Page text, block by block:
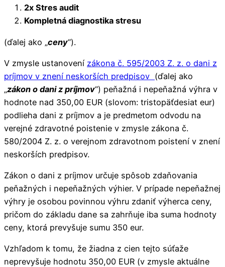
2x Stres audit
Kompletná diagnostika stresu
(ďalej ako „ceny“).
V zmysle ustanovení zákona č. 595/2003 Z. z. o dani z
príjmov v znení neskorších predpisov (ďalej ako
„zákon o dani z príjmov“) peňažná i nepeňažná výhra v
hodnote nad 350,00 EUR (slovom: tristopäťdesiat eur)
podlieha dani z príjmov a je predmetom odvodu na
verejné zdravotné poistenie v zmysle zákona č.
580/2004 Z. z. o verejnom zdravotnom poistení v znení
neskorších predpisov.
Zákon o dani z príjmov určuje spôsob zdaňovania
peňažných i nepeňažných výhier. V prípade nepeňažnej
výhry je osobou povinnou výhru zdaniť výherca ceny,
pričom do základu dane sa zahrňuje iba suma hodnoty
ceny, ktorá prevyšuje sumu 350 eur.
Vzhľadom k tomu, že žiadna z cien tejto súťaže
neprevyšuje hodnotu 350,00 EUR (v zmysle aktuálne